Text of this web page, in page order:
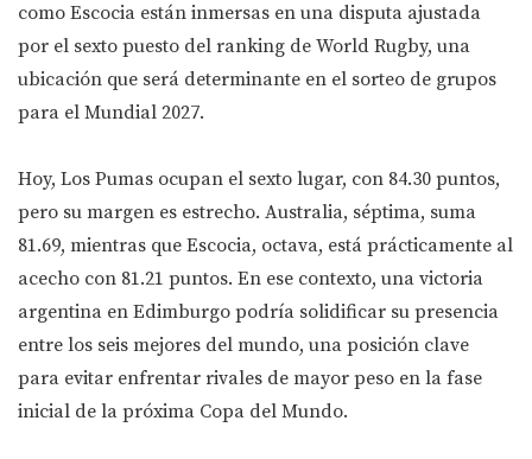
como Escocia están inmersas en una disputa ajustada
por el sexto puesto del ranking de World Rugby, una
ubicación que será determinante en el sorteo de grupos
para el Mundial 2027.
Hoy, Los Pumas ocupan el sexto lugar, con 84.30 puntos,
pero su margen es estrecho. Australia, séptima, suma
81.69, mientras que Escocia, octava, está prácticamente al
acecho con 81.21 puntos. En ese contexto, una victoria
argentina en Edimburgo podría solidificar su presencia
entre los seis mejores del mundo, una posición clave
para evitar enfrentar rivales de mayor peso en la fase
inicial de la próxima Copa del Mundo.